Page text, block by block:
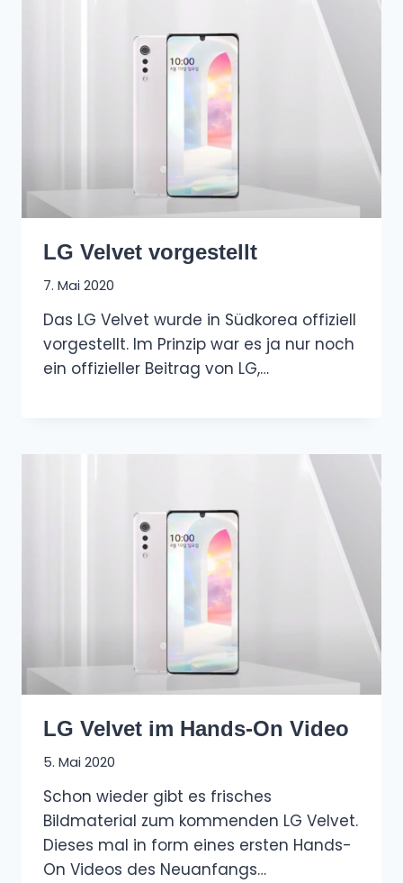
LG Velvet vorgestellt
7. Mai 2020
Das LG Velvet wurde in Südkorea offiziell
vorgestellt. Im Prinzip war es ja nur noch
ein offizieller Beitrag von LG,…
LG Velvet im Hands-On Video
5. Mai 2020
Schon wieder gibt es frisches
Bildmaterial zum kommenden LG Velvet.
Dieses mal in form eines ersten Hands-
On Videos des Neuanfangs…